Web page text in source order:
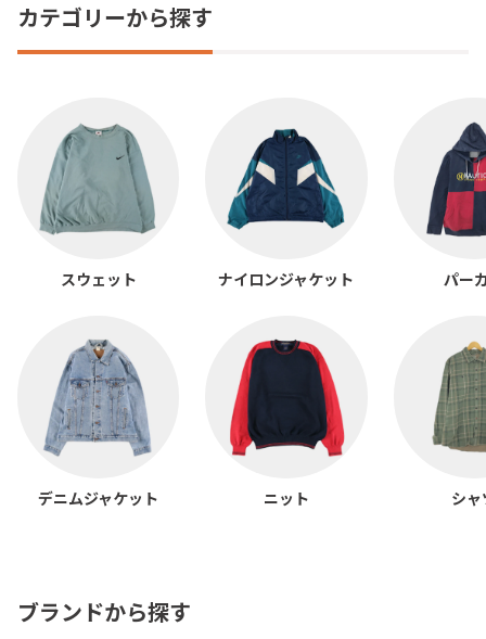
カテゴリーから探す
スウェット ナイロンジャケット パー
デニムジャケット ニット シャ
ブランドから探す